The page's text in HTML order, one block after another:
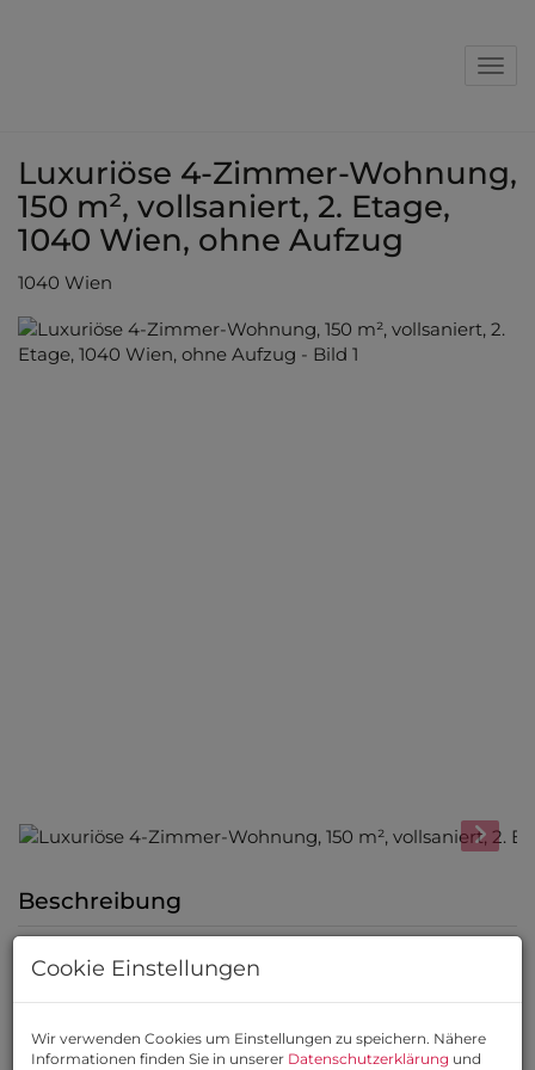
Luxuriöse 4-Zimmer-Wohnung,
150 m², vollsaniert, 2. Etage,
1040 Wien, ohne Aufzug
1040 Wien
Beschreibung
4-Zimmer-Wohnung mit
ca. 150 m² in der Prinz-
Cookie Einstellungen
Wir verwenden Cookies um Einstellungen zu speichern. Nähere
Informationen finden Sie in unserer Datenschutzerklärung und